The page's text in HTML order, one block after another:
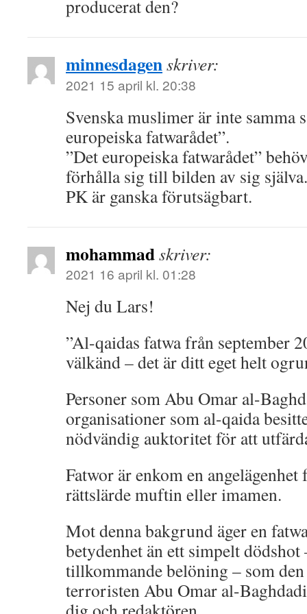
producerat den?
minnesdagenskriver:
2021 15 april kl. 20:38
Svenska muslimer är inte samma
europeiska fatwarådet”.
”Det europeiska fatwarådet”
förhålla sig till bilden av sig
PK är ganska förutsägbart.
mohammadskriver:
2021 16 april kl. 01:28
Nej du Lars!
”Al-qaidas fatwa från september
välkänd – det är ditt eget helt
Personer som Abu Omar al-
organisationer som al-qaida
nödvändig auktoritet för att
Fatwor är enkom en
rättslärde muftin eller imamen.
Mot denna bakgrund äger en
betydenhet än ett simpelt
tillkommande belöning – som
terroristen Abu Omar al-